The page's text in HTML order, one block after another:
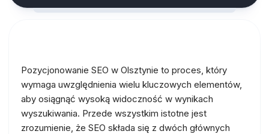
Pozycjonowanie SEO w Olsztynie to proces, który
wymaga uwzględnienia wielu kluczowych elementów,
aby osiągnąć wysoką widoczność w wynikach
wyszukiwania. Przede wszystkim istotne jest
zrozumienie, że SEO składa się z dwóch głównych